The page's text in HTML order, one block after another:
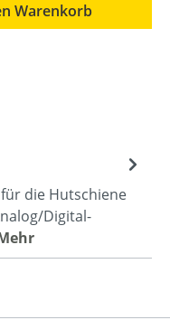
Warenkorb
die Hutschiene
Digital-